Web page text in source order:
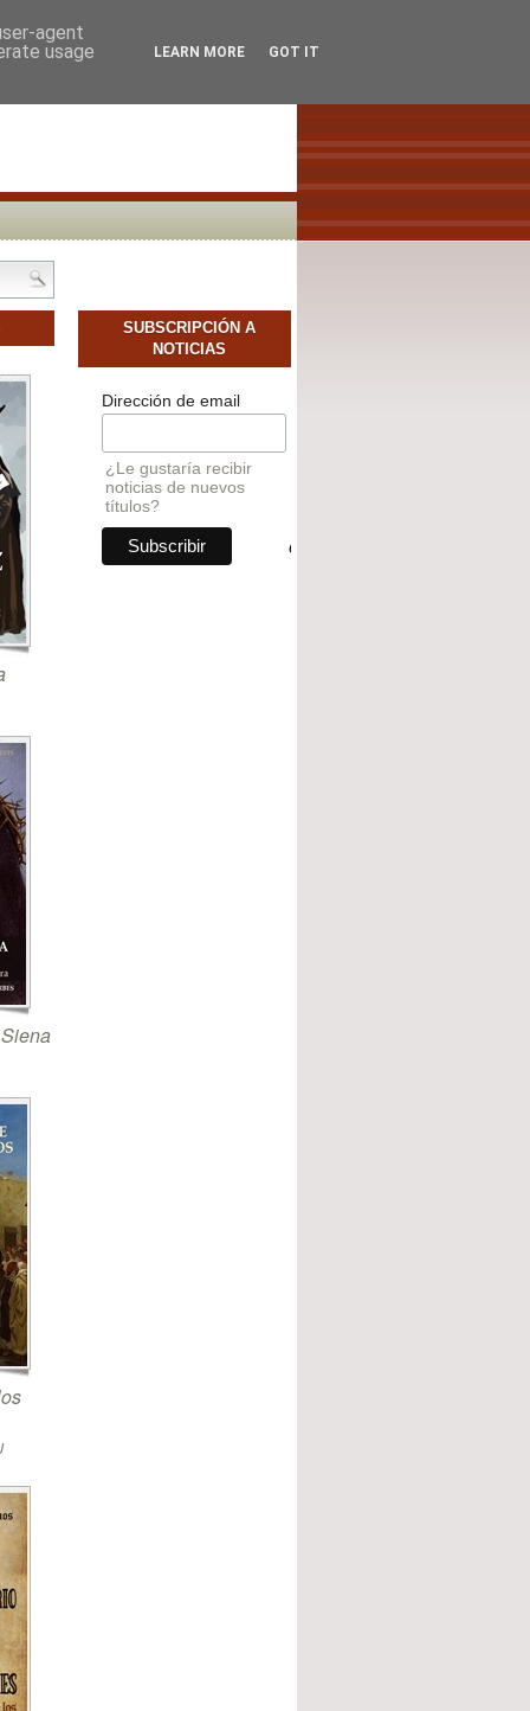
AUTORES NOVELES
SUBSCRIPCIÓN A
NOTICIAS
Dirección de email
¿Le gustaría recibir
noticias de nuevos
títulos?
agent
usage
LEARN MORE GOT IT